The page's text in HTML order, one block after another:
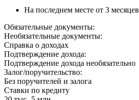
На последнем месте от 3 месяцев
Обязательные документы:
Необязательные документы:
Справка о доходах
Подтверждение дохода:
Подтверждение дохода необязательно
Залог/поручительство:
Без поручителей и залога
Ставки по кредиту